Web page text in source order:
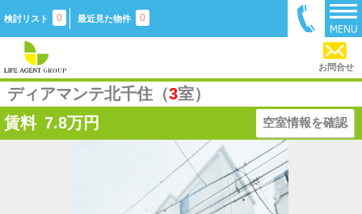
検討リスト 0 最近見た物件 0
お問合せ
ディアマンテ北千住（3室）
賃料 7.8万円 空室情報を確認